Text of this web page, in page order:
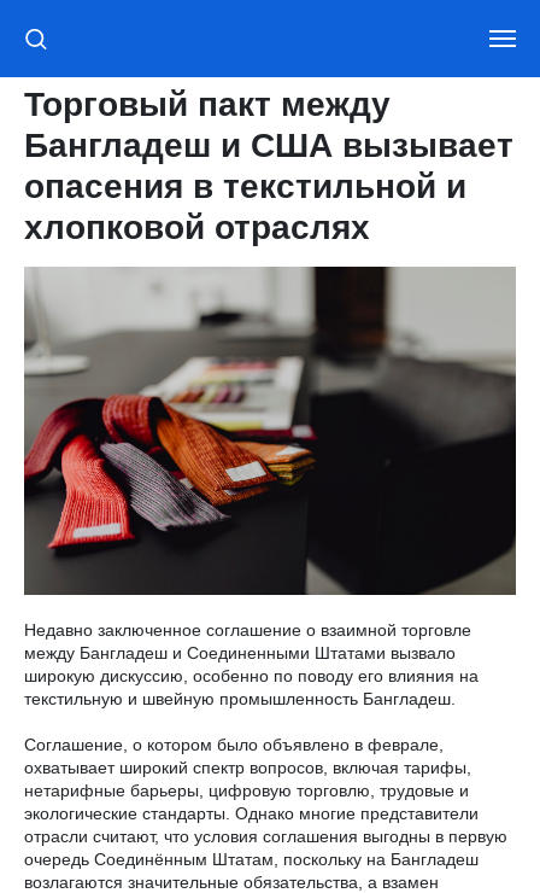
Торговый пакт между
Бангладеш и США вызывает
опасения в текстильной и
хлопковой отраслях
Недавно заключенное соглашение о взаимной торговле
между Бангладеш и Соединенными Штатами вызвало
широкую дискуссию, особенно по поводу его влияния на
текстильную и швейную промышленность Бангладеш.
Соглашение, о котором было объявлено в феврале,
охватывает широкий спектр вопросов, включая тарифы,
нетарифные барьеры, цифровую торговлю, трудовые и
экологические стандарты. Однако многие представители
отрасли считают, что условия соглашения выгодны в первую
очередь Соединённым Штатам, поскольку на Бангладеш
возлагаются значительные обязательства, а взамен